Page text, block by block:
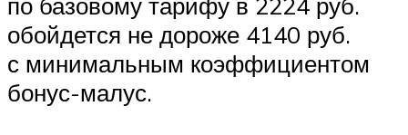
обойдется не дороже 4140 руб.
с минимальным коэффициентом
бонус-малус.